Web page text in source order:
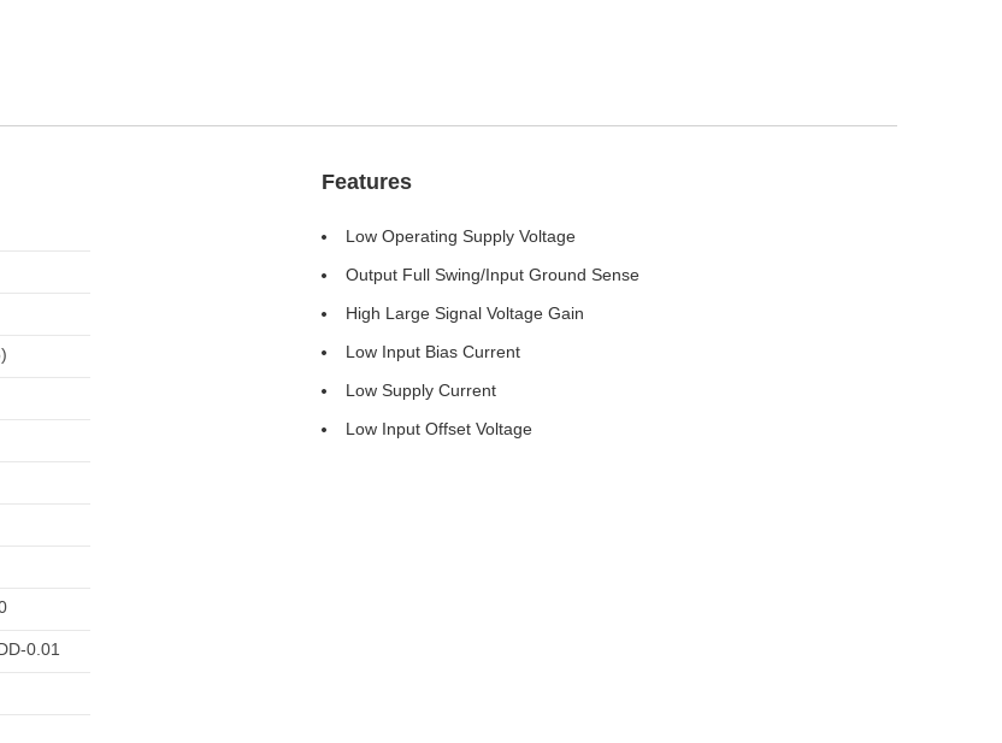
0.01
Features
Low Operating Supply Voltage
Output Full Swing/Input Ground Sense
High Large Signal Voltage Gain
Low Input Bias Current
Low Supply Current
Low Input Offset Voltage